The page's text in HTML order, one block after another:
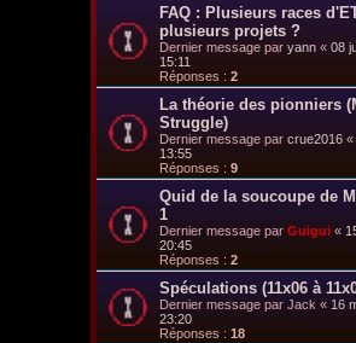
FAQ : Plusieurs races
plusieurs projets ?
Dernier message par yann « 08
15:11
Réponses : 2
La théorie des pionniers
Struggle)
Dernier message par crue2016 «
13:55
Réponses : 9
Quid de la soucoupe de
1
Dernier message par Guigui «
20:45
Réponses : 2
Spéculations (11x06 à
Dernier message par Jack « 16
23:20
Réponses : 18